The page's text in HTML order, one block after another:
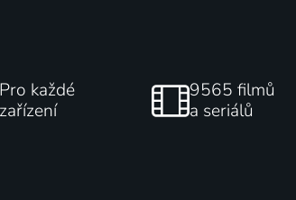
Pro každé
zařízení
9565 filmů
a seriálů